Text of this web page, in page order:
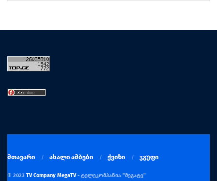
მთავარი ახალი ამბები ქვიზი ჯგუფი
© 2023 TV Company MegaTV- ტელეკომპანია "მეგატვ"